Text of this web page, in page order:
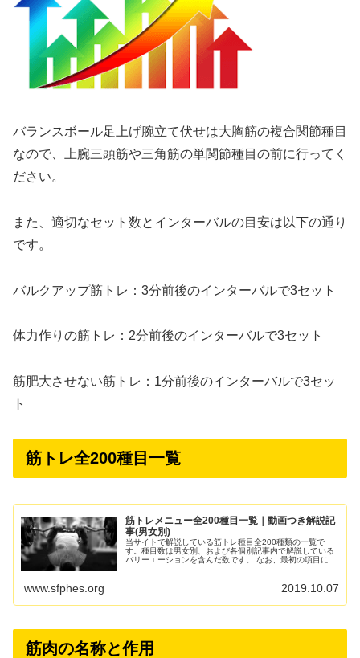
バランスボール足上げ腕立て伏せは大胸筋の複合関節種目
なので、上腕三頭筋や三角筋の単関節種目の前に行ってく
ださい。
また、適切なセット数とインターバルの目安は以下の通り
です。
バルクアップ筋トレ：3分前後のインターバルで3セット
体力作りの筋トレ：2分前後のインターバルで3セット
筋肥大させない筋トレ：1分前後のインターバルで3セッ
ト
筋トレ全200種目一覧
筋トレメニュー全200種目一覧｜動画つき解説記
事(男女別)
当サイトで解説している筋トレ種目全200種類の一覧で
す。種目数は男女別、および各個別記事内で解説している
バリーエーションを含んだ数です。 なお、最初の項目にリ
www.sfphes.org 2019.10.07
筋肉の名称と作用